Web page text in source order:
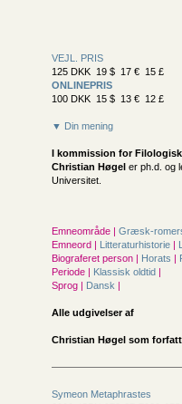
VEJL. PRIS
125 DKK 19 $ 17 € 15 £
ONLINEPRIS
100 DKK 15 $ 13 € 12 £
▼ Din mening
I kommission for
Christian Høgel er ph.d. og
Universitet.
Emneområde | Græsk-
Emneord | Litteraturhistorie |
Biograferet person | Horats |
Periode | Klassisk oldtid |
Sprog | Dansk |
Alle udgivelser af
Christian Høgel som
Symeon Metaphrastes